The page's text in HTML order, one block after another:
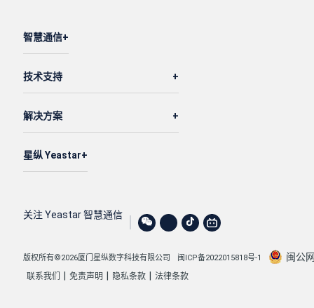
智慧通信
技术支持
解决方案
星纵 Yeastar
关注 Yeastar 智慧通信
版权所有©2026厦门星纵数字科技有限公司 闽ICP备2022015818号-1 闽公
联系我们 免责声明 隐私条款 法律条款